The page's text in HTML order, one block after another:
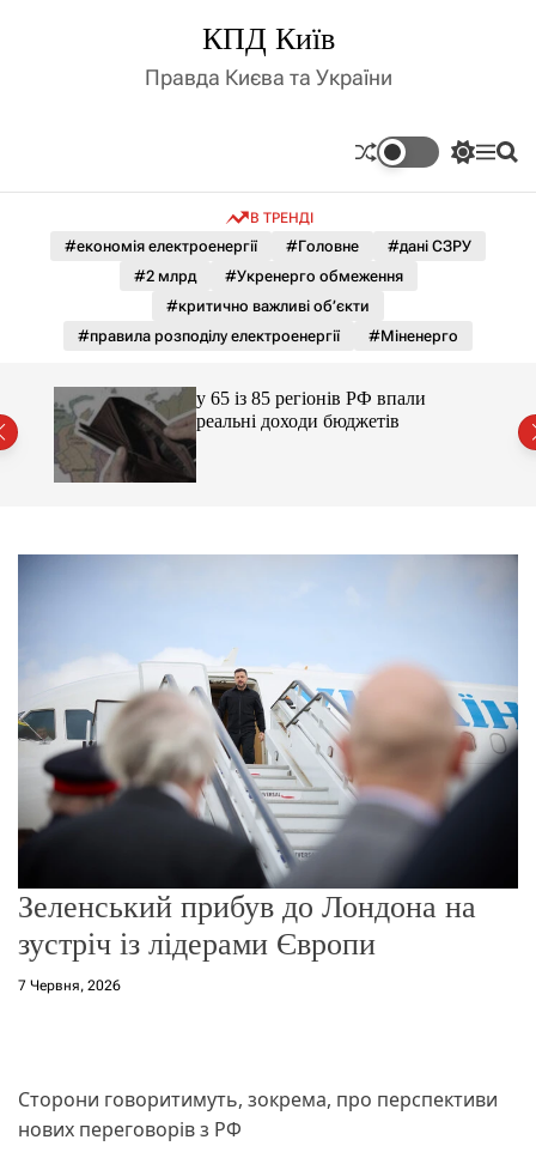
д
КПД Київ
Правда Києва та України
П
м
к
ь
у
М П
В ТРЕНДІ
#економія електроенергії #Головне
#дані СЗРУ
#2 млрд
#Укренерго обмеження
#критично важливі об’єкти
#правила розподілу електроенергії
#Міненерго
у 65 із 85 регіонів РФ впали
реальні доходи бюджетів
Зеленський прибув до Лондона на
зустріч із лідерами Європи
7 Червня, 2026
Сторони говоритимуть, зокрема, про перспективи
нових переговорів з РФ